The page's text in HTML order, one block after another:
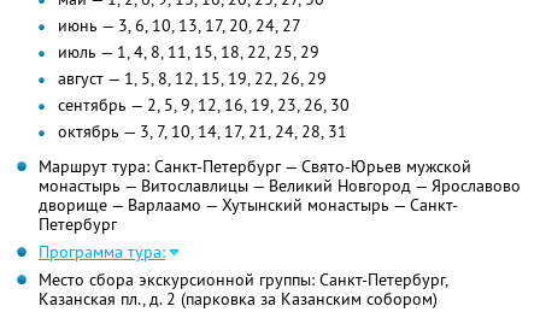
июнь — 3, 6, 10, 13, 17, 20, 24, 27
июль — 1, 4, 8, 11, 15, 18, 22, 25, 29
август — 1, 5, 8, 12, 15, 19, 22, 26, 29
сентябрь — 2, 5, 9, 12, 16, 19, 23, 26, 30
октябрь — 3, 7, 10, 14, 17, 21, 24, 28, 31
Маршрут тура: Санкт-Петербург — Свято-Юрьев мужской
монастырь — Витославлицы — Великий Новгород — Ярославово
дворище — Варлаамо — Хутынский монастырь — Санкт-
Петербург
Программа тура:
Место сбора экскурсионной группы: Санкт-Петербург,
Казанская пл., д. 2 (парковка за Казанским собором)